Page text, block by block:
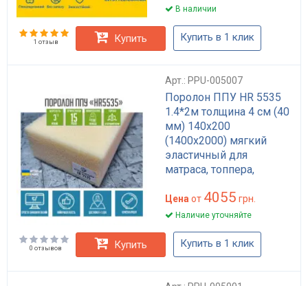
В наличии
1 отзыв Купить Купить в 1 клик
Арт.: PPU-005007
Поролон ППУ HR 5535
1.4*2м толщина 4 см (40
мм) 140х200
(1400х2000) мягкий
эластичный для
матраса, топпера,
Цена от 4055 грн.
Наличие уточняйте
0 отзывов Купить Купить в 1 клик